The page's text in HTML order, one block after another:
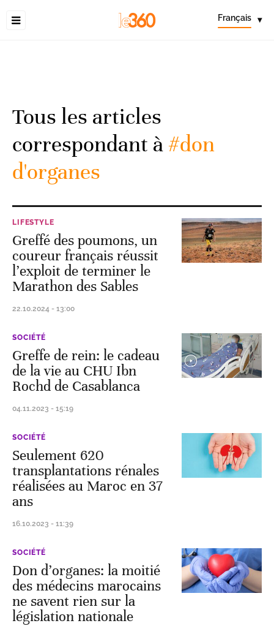
Français ▾
Tous les articles
correspondant à#don
d'organes
LIFESTYLE
Greffé des poumons, un
coureur français réussit
l’exploit de terminer le
Marathon des Sables
22.10.2024 - 13:00
SOCIÉTÉ
Greffe de rein: le cadeau
de la vie au CHU Ibn
Rochd de Casablanca
04.11.2023 - 15:19
SOCIÉTÉ
Seulement 620
transplantations rénales
réalisées au Maroc en 37
ans
16.10.2023 - 11:39
SOCIÉTÉ
Don d’organes: la moitié
des médecins marocains
ne savent rien sur la
législation nationale